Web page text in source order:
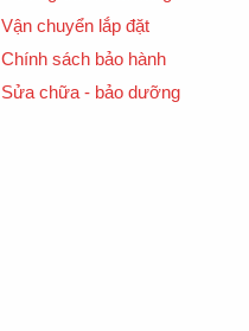
Vận chuyển lắp đặt
Chính sách bảo hành
Sửa chữa - bảo dưỡng